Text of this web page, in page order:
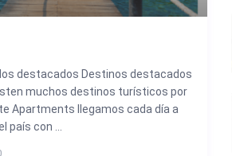
destacados Destinos destacados
muchos destinos turísticos por
Apartments llegamos cada día a
país con ...